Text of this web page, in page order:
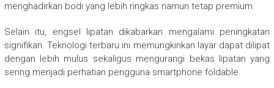
menghadirkan bodi yang lebih ringkas namun tetap premium.
Selain itu, engsel lipatan dikabarkan mengalami peningkatan
signifikan. Teknologi terbaru ini memungkinkan layar dapat dilipat
dengan lebih mulus sekaligus mengurangi bekas lipatan yang
sering menjadi perhatian pengguna smartphone foldable.